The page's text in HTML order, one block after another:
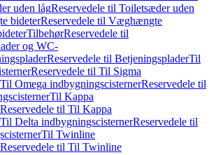
uden lågReservedele til Toiletsæder uden
bideterReservedele til Væghængte
TilbehørReservedele til
og WC-
Reservedele til BetjeningspladerTil
Reservedele til Til Sigma
Til Omega indbygningscisternerReservedele til
Til Kappa
Reservedele til Til Kappa
Til Delta indbygningscisternerReservedele til
Til Twinline
Reservedele til Til Twinline